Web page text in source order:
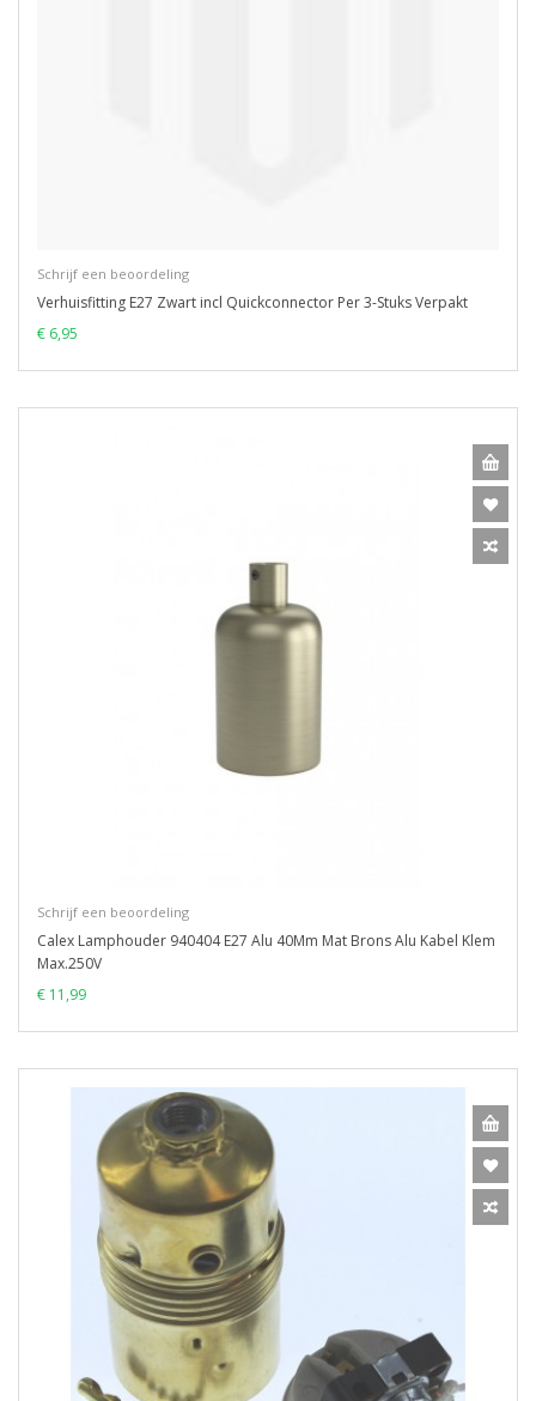
Schrijf een beoordeling
Verhuisfitting E27 Zwart incl Quickconnector Per 3-Stuks Verpakt
€ 6,95
Schrijf een beoordeling
Calex Lamphouder 940404 E27 Alu 40Mm Mat Brons Alu Kabel Klem
Max.250V
€ 11,99